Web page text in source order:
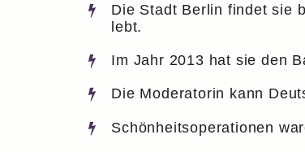
Die Stadt Berlin findet sie
lebt.
Im Jahr 2013 hat sie den
Die Moderatorin kann
Schönheitsoperationen